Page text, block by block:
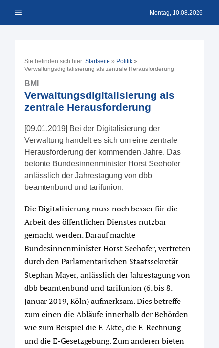
Inhalt Menü Montag, 10.08.2026
Sie befinden sich hier: Startseite » Politik »
Verwaltungsdigitalisierung als zentrale Herausforderung
BMI
Verwaltungsdigitalisierung als
zentrale Herausforderung
[09.01.2019] Bei der Digitalisierung der
Verwaltung handelt es sich um eine zentrale
Herausforderung der kommenden Jahre. Das
betonte Bundesinnenminister Horst Seehofer
anlässlich der Jahrestagung von dbb
beamtenbund und tarifunion.
Die Digitalisierung muss noch besser für die
Arbeit des öffentlichen Dienstes nutzbar
gemacht werden. Darauf machte
Bundesinnenminister Horst Seehofer, vertreten
durch den Parlamentarischen Staatssekretär
Stephan Mayer, anlässlich der Jahrestagung von
dbb beamtenbund und tarifunion (6. bis 8.
Januar 2019, Köln) aufmerksam. Dies betreffe
zum einen die Abläufe innerhalb der Behörden
wie zum Beispiel die E-Akte, die E-Rechnung
und die E-Gesetzgebung. Zum anderen bieten